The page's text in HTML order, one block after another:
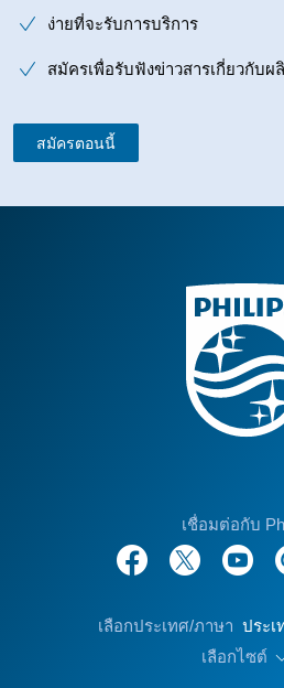
ง่ายที่จะรับการบริการ
สมัครเพื่อรับฟังข่าวสารเกี่ยวกับ
สมัครตอนนี้
เชื่อมต่อกับ
เลือกประเทศ/ภาษา ประเ
เลือกไซต์